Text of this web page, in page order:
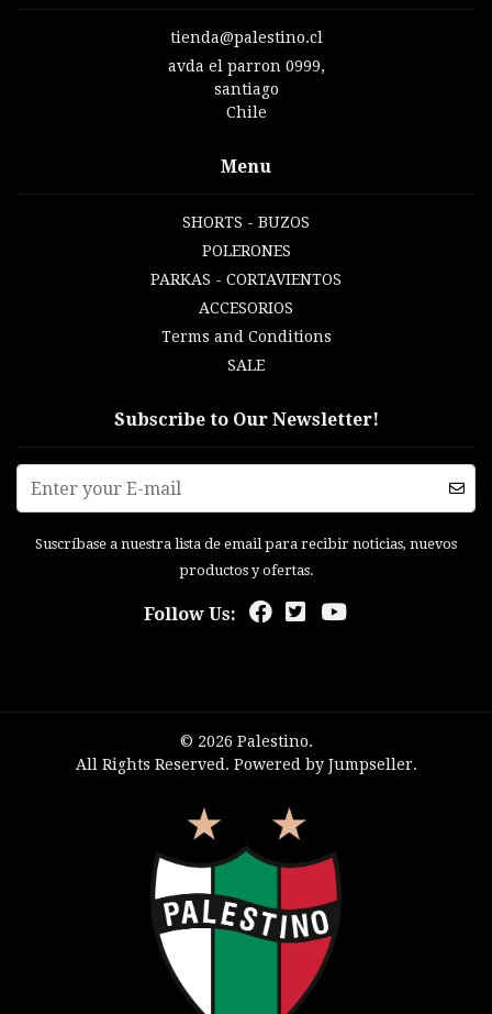
tienda@palestino.cl
avda el parron 0999,
santiago
Chile
Menu
SHORTS - BUZOS
POLERONES
PARKAS - CORTAVIENTOS
ACCESORIOS
Terms and Conditions
SALE
Subscribe to Our Newsletter!
Suscríbase a nuestra lista de email para recibir noticias, nuevos
productos y ofertas.
Follow Us:
© 2026 Palestino.
All Rights Reserved. Powered by Jumpseller.